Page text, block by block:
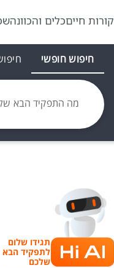
קורות חייםכלים והכוונה
חיפוש חופשי
מה התפקיד הבא
תגידו שלום
לתפקיד הבא
שלכם